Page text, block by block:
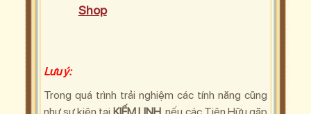
Shop
Lưu ý:
Trong quá trình trải nghiệm các tính năng cũng